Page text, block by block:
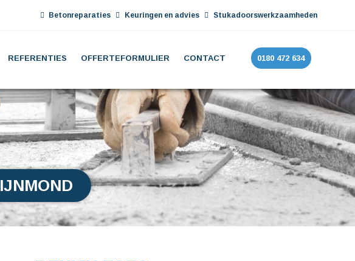
Betonreparaties Keuringen en advies Stukadoorswerkzaamheden
REFERENTIES OFFERTEFORMULIER CONTACT 0180 472 634